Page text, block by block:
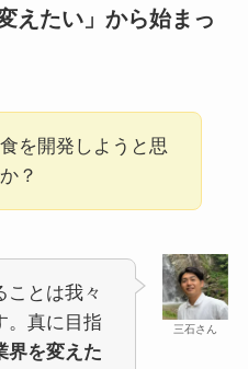
えたい」から始まっ
を開発しようと思
？
三石さん
ことは我々
。真に目指
界を変えた